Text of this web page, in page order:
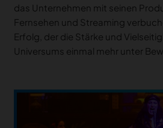
das Unternehmen mit seinen
Fernsehen und Streaming
Erfolg, der die Stärke und
Universums einmal mehr unter